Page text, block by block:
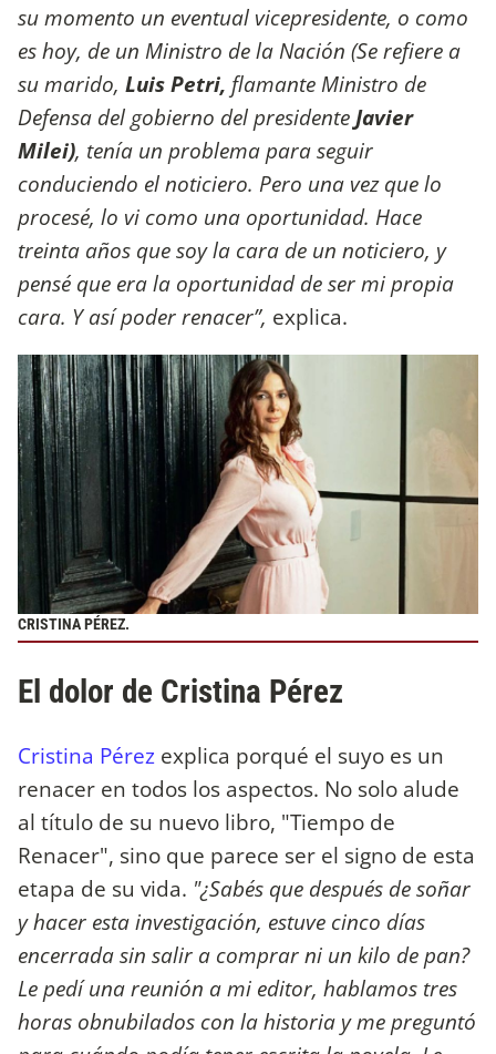
su momento un eventual vicepresidente, o como
es hoy, de un Ministro de la Nación (Se refiere a
su marido, Luis Petri, flamante Ministro de
Defensa del gobierno del presidenteJavier
Milei), tenía un problema para seguir
conduciendo el noticiero. Pero una vez que lo
procesé, lo vi como una oportunidad. Hace
treinta años que soy la cara de un noticiero, y
pensé que era la oportunidad de ser mi propia
cara. Y así poder renacer”, explica.
CRISTINA PÉREZ.
El dolor de Cristina Pérez
Cristina Pérez explica porqué el suyo es un
renacer en todos los aspectos. No solo alude
al título de su nuevo libro, "Tiempo de
Renacer", sino que parece ser el signo de esta
etapa de su vida. "¿Sabés que después de soñar
y hacer esta investigación, estuve cinco días
encerrada sin salir a comprar ni un kilo de pan?
Le pedí una reunión a mi editor, hablamos tres
horas obnubilados con la historia y me preguntó